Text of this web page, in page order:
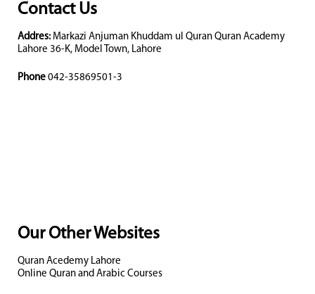
Contact Us
Addres: Markazi Anjuman Khuddam ul Quran Quran Academy
Lahore 36-K, Model Town, Lahore
Phone 042-35869501-3
Our Other Websites
Quran Acedemy Lahore
Online Quran and Arabic Courses